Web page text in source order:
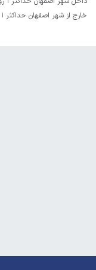
خارج از شهر اصفهان حداکثر 1 الی 2 روز کاری